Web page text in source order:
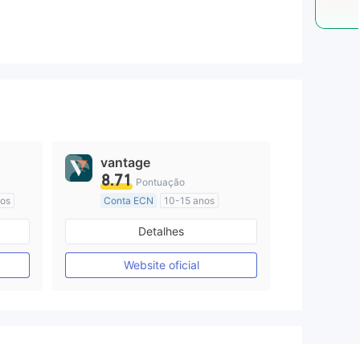
vantage
8.71 Pontuação
Conta ECN
10-15 anos
Austrália Regulamento
Market Marketing (MM)
Etiqueta principal MT4
Detalhes
Website oficial